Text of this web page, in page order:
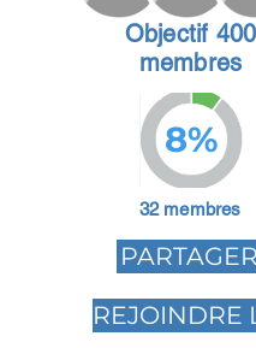
Objectif 400
membres
8%
32 membres
PARTAGER
REJOINDRE